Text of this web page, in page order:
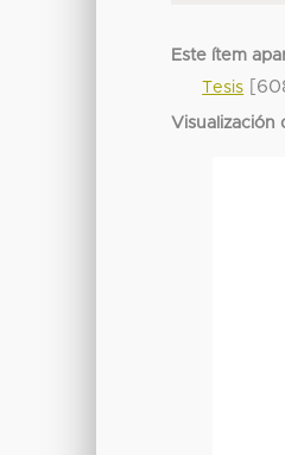
Este ítem
Tesis
Visualización